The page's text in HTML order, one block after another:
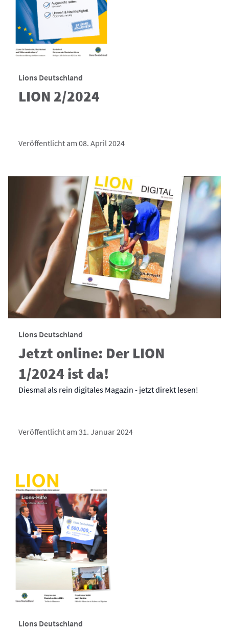
Lions Deutschland
LION 2/2024
Veröffentlicht am 08. April 2024
Lions Deutschland
Jetzt online: Der LION
1/2024 ist da!
Diesmal als rein digitales Magazin - jetzt direkt lesen!
Veröffentlicht am 31. Januar 2024
Lions Deutschland